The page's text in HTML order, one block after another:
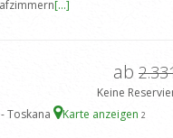
[...]
ab
Keine
Toskana Karte anzeigen 2